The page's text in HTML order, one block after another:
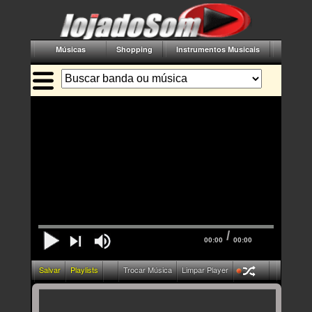
Músicas Shopping Instrumentos Musicais
00:00 / 00:00
Salvar Playlists Trocar Música Limpar Player